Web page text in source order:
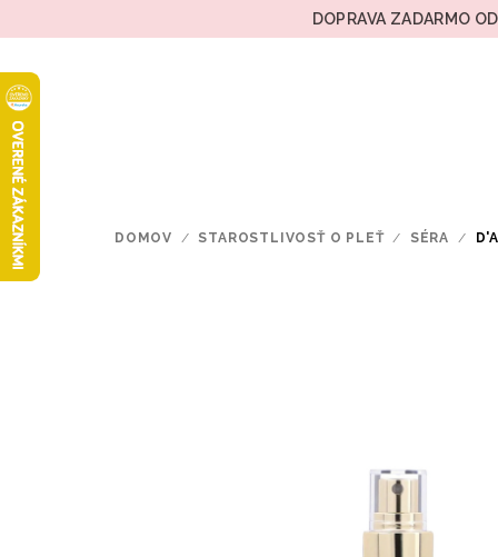
na
DOPRAVA ZADARMO
DOMOV / STAROSTLIVOSŤ O PLEŤ / SÉRA /